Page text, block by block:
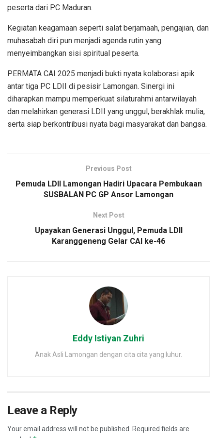
peserta dari PC Maduran.
Kegiatan keagamaan seperti salat berjamaah, pengajian, dan
muhasabah diri pun menjadi agenda rutin yang
menyeimbangkan sisi spiritual peserta.
PERMATA CAI 2025 menjadi bukti nyata kolaborasi apik
antar tiga PC LDII di pesisir Lamongan. Sinergi ini
diharapkan mampu memperkuat silaturahmi antarwilayah
dan melahirkan generasi LDII yang unggul, berakhlak mulia,
serta siap berkontribusi nyata bagi masyarakat dan bangsa.
Previous Post
Pemuda LDII Lamongan Hadiri Upacara Pembukaan
SUSBALAN PC GP Ansor Lamongan
Next Post
Upayakan Generasi Unggul, Pemuda LDII
Karanggeneng Gelar CAI ke-46
Eddy Istiyan Zuhri
Anak Asli Lamongan dengan cita cita yang luhur.
Leave a Reply
Your email address will not be published.
Required fields are